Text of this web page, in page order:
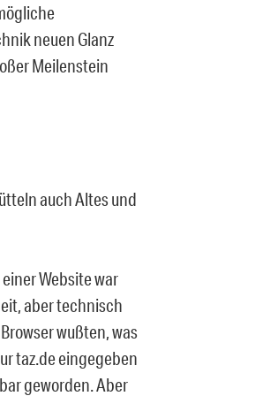
neuen Glanz
Meilenstein
auch Altes und
Website war
aber technisch
wußten, was
taz.de eingegeben
geworden. Aber